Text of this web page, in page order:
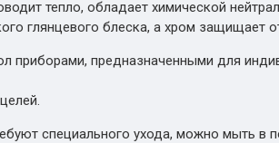
тепло, обладает химической
глянцевого блеска, а хром защищает
приборами, предназначенными для
специального ухода, можно мыть в